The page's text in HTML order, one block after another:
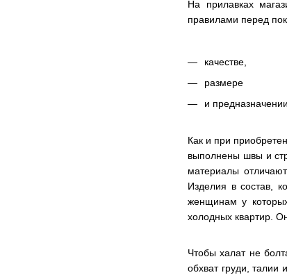
На прилавках
правилами перед
качестве,
размере
и
Как и при
выполнены швы и
материалы
Изделия в состав,
женщинам у
холодных квартир.
Чтобы халат не
обхват груди,